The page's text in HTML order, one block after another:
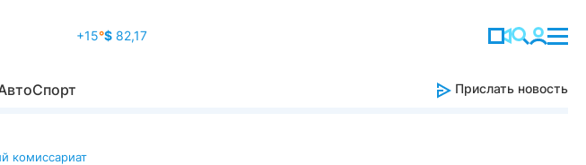
+15°$82,17
Спорт Прислать новость
комиссариат